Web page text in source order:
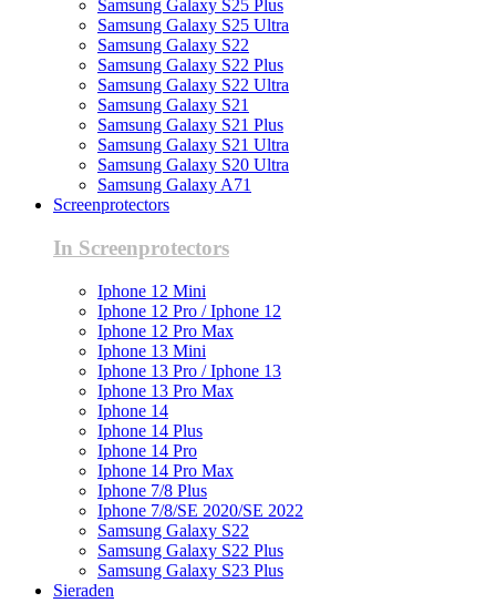
Samsung Galaxy S25 Plus
Samsung Galaxy S25 Ultra
Samsung Galaxy S22
Samsung Galaxy S22 Plus
Samsung Galaxy S22 Ultra
Samsung Galaxy S21
Samsung Galaxy S21 Plus
Samsung Galaxy S21 Ultra
Samsung Galaxy S20 Ultra
Samsung Galaxy A71
Screenprotectors
In Screenprotectors
Iphone 12 Mini
Iphone 12 Pro / Iphone 12
Iphone 12 Pro Max
Iphone 13 Mini
Iphone 13 Pro / Iphone 13
Iphone 13 Pro Max
Iphone 14
Iphone 14 Plus
Iphone 14 Pro
Iphone 14 Pro Max
Iphone 7/8 Plus
Iphone 7/8/SE 2020/SE 2022
Samsung Galaxy S22
Samsung Galaxy S22 Plus
Samsung Galaxy S23 Plus
Sieraden